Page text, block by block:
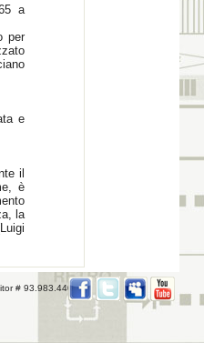
a
per
e
il
è
la
# 93.983.440